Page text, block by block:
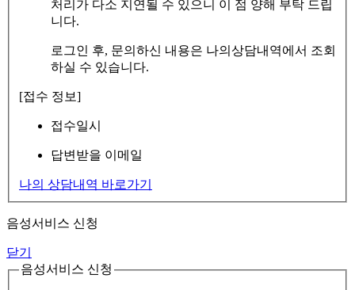
처리가 다소 지연될 수 있으니 이 점 양해 부탁 드립
니다.
로그인 후, 문의하신 내용은 나의상담내역에서 조회
하실 수 있습니다.
[접수 정보]
접수일시
답변받을 이메일
나의 상담내역 바로가기
음성서비스 신청
닫기
음성서비스 신청